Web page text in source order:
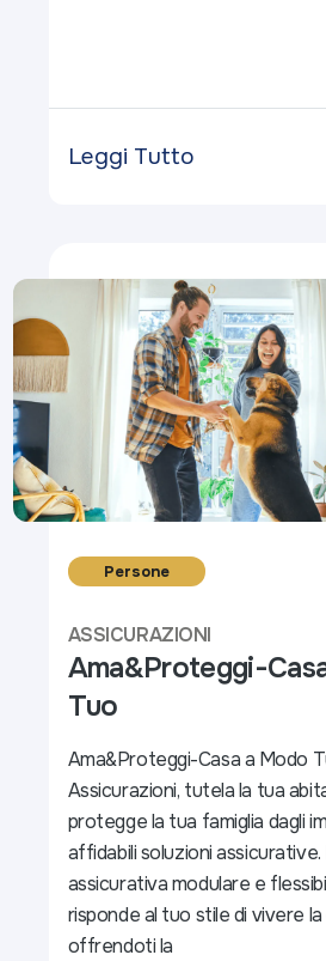
Leggi Tutto
Persone
ASSICURAZIONI
Ama&Proteggi-
Tuo
Ama&Proteggi-Casa a Modo
Assicurazioni, tutela la tua
protegge la tua famiglia dagli
affidabili soluzioni assicurative.
assicurativa modulare e
risponde al tuo stile di vivere la
offrendoti la